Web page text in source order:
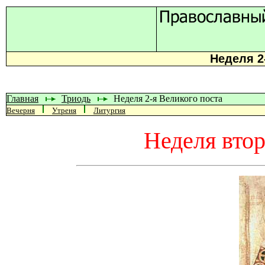
Неделя
Главная Триодь Неделя 2-я Великого поста
Вечерня Утреня Литургия
Неделя